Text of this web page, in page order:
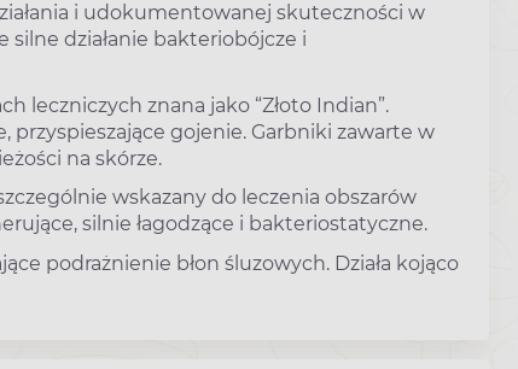
i udokumentowanej skuteczności w
silne działanie bakteriobójcze i
leczniczych znana jako “Złoto Indian”.
przyspieszające gojenie. Garbniki zawarte w
na skórze.
wskazany do leczenia obszarów
silnie łagodzące i bakteriostatyczne.
podrażnienie błon śluzowych. Działa kojąco